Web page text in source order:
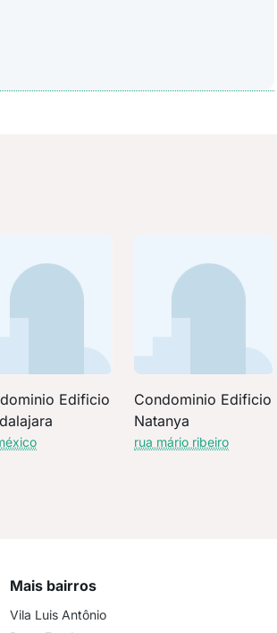
Edificio
Condominio Edificio
Natanya
rua mário ribeiro
Mais bairros
Vila Luis Antônio